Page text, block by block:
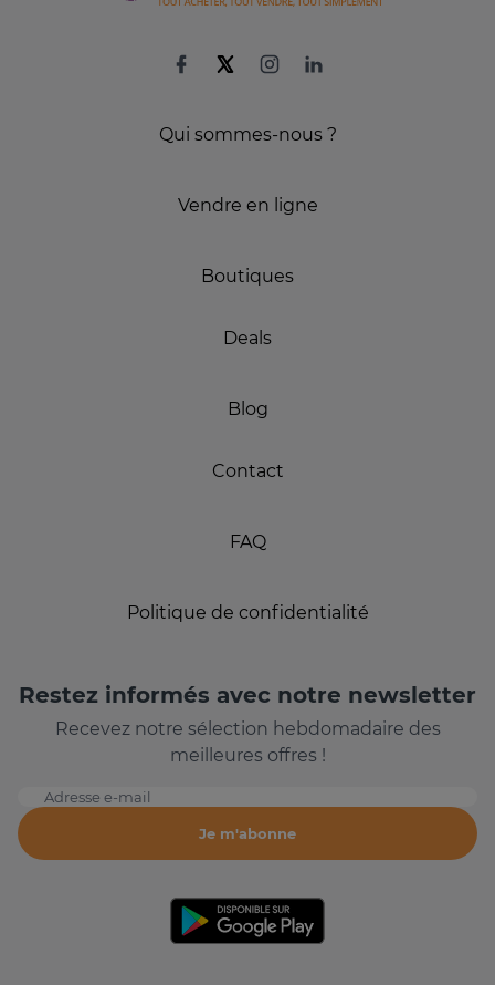
Qui sommes-nous ?
Vendre en ligne
Boutiques
Deals
Blog
Contact
FAQ
Politique de confidentialité
Restez informés avec notre newsletter
Recevez notre sélection hebdomadaire des
meilleures offres !
Adresse e-mail
Je m'abonne